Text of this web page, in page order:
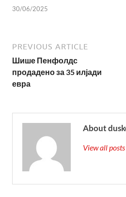
30/06/2025
PREVIOUS ARTICLE
Шише Пенфолдс
продадено за 35 илјади
евра
About
View all